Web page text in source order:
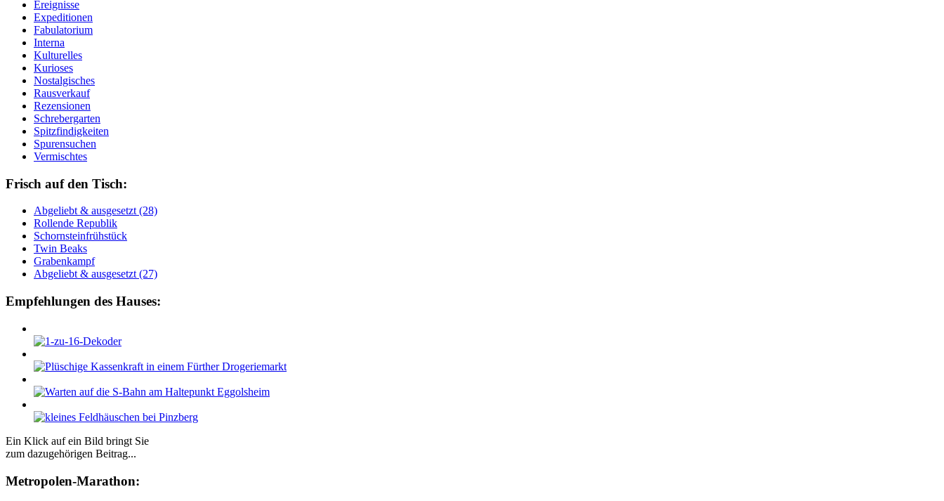
Ereignisse
Expeditionen
Fabulatorium
Interna
Kulturelles
Kurioses
Nostalgisches
Rausverkauf
Rezensionen
Schrebergarten
Spitzfindigkeiten
Spurensuchen
Vermischtes
Frisch auf den Tisch:
Ab­ge­liebt & aus­ge­setzt (28)
Rol­len­de Re­pu­blik
Schorn­stein­früh­stück
Twin Beaks
Gra­ben­kampf
Ab­ge­liebt & aus­ge­setzt (27)
Empfehlungen des Hauses:
Ein Klick auf ein Bild bringt Sie
zum dazugehörigen Beitrag...
Me­tro­po­len-Ma­ra­thon: